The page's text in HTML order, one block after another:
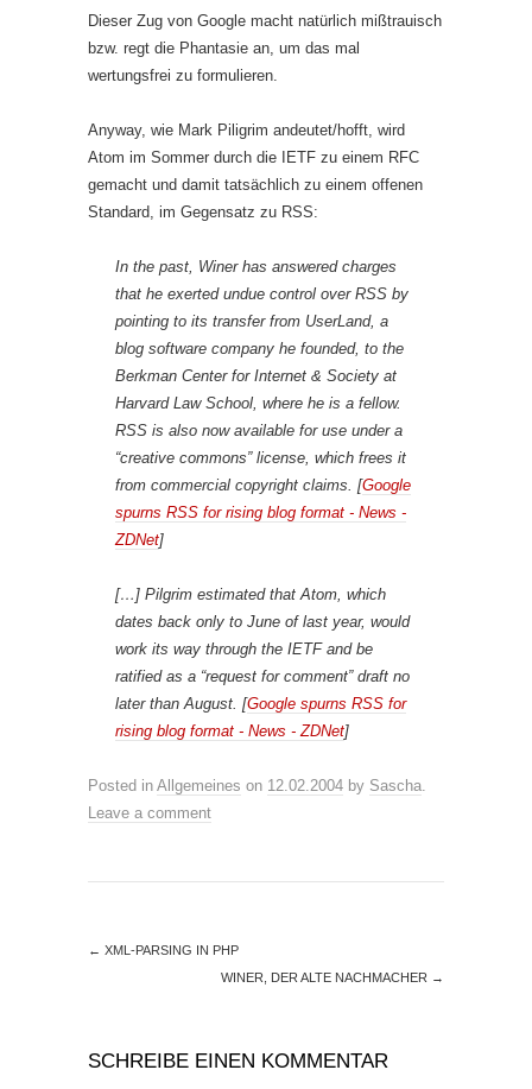
Dieser Zug von Google macht natürlich mißtrauisch
bzw. regt die Phantasie an, um das mal
wertungsfrei zu formulieren.
Anyway, wie Mark Piligrim andeutet/hofft, wird
Atom im Sommer durch die IETF zu einem RFC
gemacht und damit tatsächlich zu einem offenen
Standard, im Gegensatz zu RSS:
In the past, Winer has answered charges
that he exerted undue control over RSS by
pointing to its transfer from UserLand, a
blog software company he founded, to the
Berkman Center for Internet & Society at
Harvard Law School, where he is a fellow.
RSS is also now available for use under a
“creative commons” license, which frees it
from commercial copyright claims. [Google
spurns RSS for rising blog format - News -
ZDNet]
[…] Pilgrim estimated that Atom, which
dates back only to June of last year, would
work its way through the IETF and be
ratified as a “request for comment” draft no
later than August. [Google spurns RSS for
rising blog format - News - ZDNet]
Posted in Allgemeines on 12.02.2004 by Sascha.
Leave a comment
← XML-PARSING IN PHP
WINER, DER ALTE NACHMACHER →
SCHREIBE EINEN KOMMENTAR